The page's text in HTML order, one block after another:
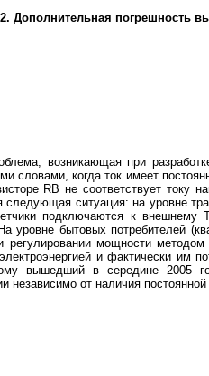
Дополнительная погрешность
возникающая при
словами, когда ток имеет
RB не соответствует току
следующая ситуация: на уровне
подключаются к внешнему
уровне бытовых потребителей
регулировании мощности методом
и фактически им
вышедший в середине 2005
независимо от наличия